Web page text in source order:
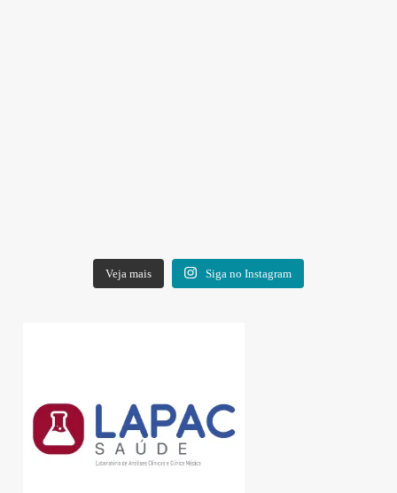
Veja mais Siga no Instagram